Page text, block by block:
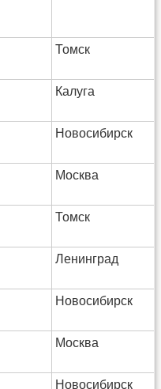
Томск
Калуга
Новосибирск
Москва
Томск
Ленинград
Новосибирск
Москва
Новосибирск